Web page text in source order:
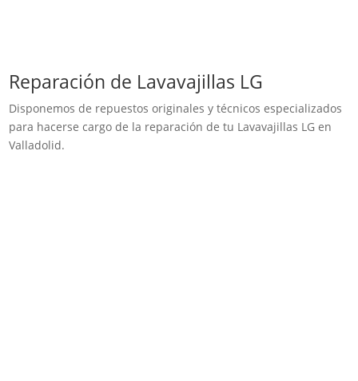
Reparación de Lavavajillas LG
Disponemos de repuestos originales y técnicos especializados
para hacerse cargo de la reparación de tu Lavavajillas LG en
Valladolid.